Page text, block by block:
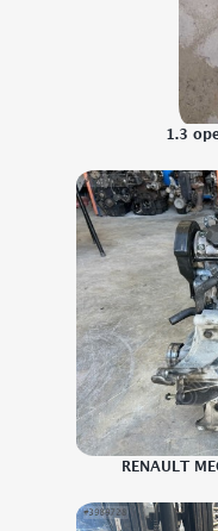
1.3
RENAULT